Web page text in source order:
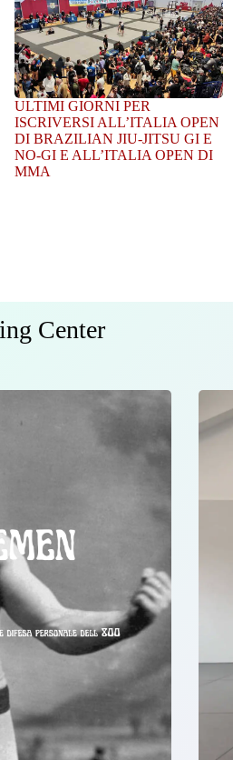
ULTIMI GIORNI PER
ISCRIVERSI ALL’ITALIA OPEN
DI BRAZILIAN JIU-JITSU GI E
NO-GI E ALL’ITALIA OPEN DI
MMA
Center